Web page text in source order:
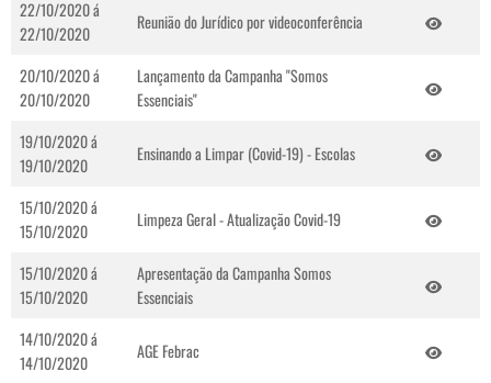
22/10/2020 á
22/10/2020
Reunião do Jurídico por videoconferência
20/10/2020 á
20/10/2020
Lançamento da Campanha "Somos
Essenciais"
19/10/2020 á
19/10/2020
Ensinando a Limpar (Covid-19) - Escolas
15/10/2020 á
15/10/2020
Limpeza Geral - Atualização Covid-19
15/10/2020 á
15/10/2020
Apresentação da Campanha Somos
Essenciais
14/10/2020 á
14/10/2020
AGE Febrac